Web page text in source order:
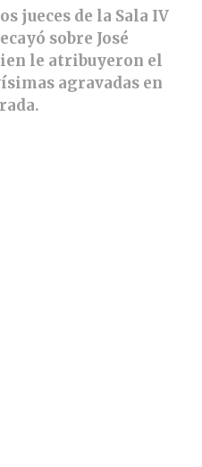
jueces de la Sala IV
sobre José
le atribuyeron el
agravadas en